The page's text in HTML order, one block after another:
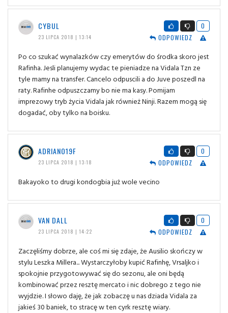
CYBUL
23 LIPCA 2018 | 13:14
0
ODPOWIEDZ
Po co szukać wynalazków czy emerytów do środka skoro jest
Rafinha. Jesli planujemy wydac te pieniadze na Vidala Tzn ze
tyle mamy na transfer. Cancelo odpuscili a do Juve poszedl na
raty. Rafinhe odpuszczamy bo nie ma kasy. Pomijam
imprezowy tryb życia Vidala jak również Ninji. Razem mogą się
dogadać, oby tylko na boisku.
ADRIANO19F
23 LIPCA 2018 | 13:18
0
ODPOWIEDZ
Bakayoko to drugi kondogbia już wole vecino
VAN DALL
23 LIPCA 2018 | 14:22
0
ODPOWIEDZ
Zaczęliśmy dobrze, ale coś mi się zdaje, że Ausilio skończy w
stylu Leszka Millera... Wystarczyłoby kupić Rafinhę, Vrsaljko i
spokojnie przygotowywać się do sezonu, ale oni będą
kombinować przez resztę mercato i nic dobrego z tego nie
wyjdzie. I słowo daję, że jak zobaczę u nas dziada Vidala za
jakieś 30 baniek, to stracę w ten cyrk resztę wiary.